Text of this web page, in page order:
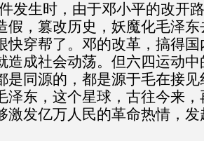
发生时，由于邓小平的改开
假，篡改历史，妖魔化毛泽
快穿帮了。邓的改革，搞得
造成社会动荡。但六四运动
是同源的，都是源于毛在接
泽东，这个星球，古往今来
激发亿万人民的革命热情，